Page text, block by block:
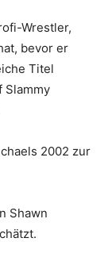
Wrestler,
bevor er
Titel
Slammy
2002 zur
Shawn